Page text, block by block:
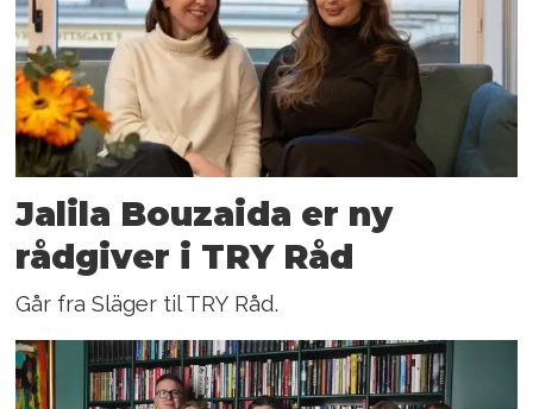
Jalila Bouzaida er ny
rådgiver i TRY Råd
Går fra Släger til TRY Råd.